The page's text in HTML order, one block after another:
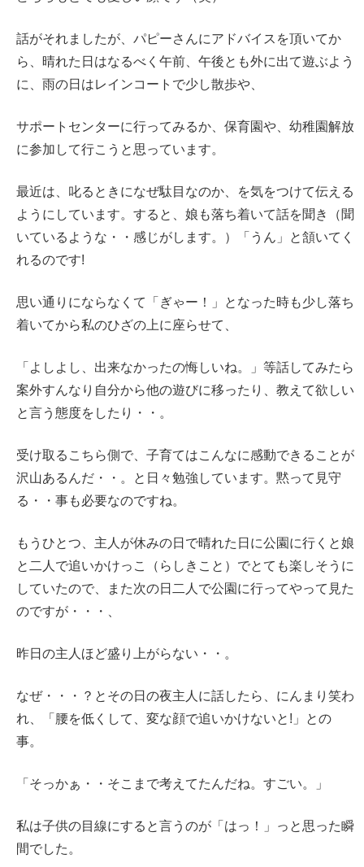
話がそれましたが、パピーさんにアドバイスを頂いてか
ら、晴れた日はなるべく午前、午後とも外に出て遊ぶよう
に、雨の日はレインコートで少し散歩や、
サポートセンターに行ってみるか、保育園や、幼稚園解放
に参加して行こうと思っています。
最近は、叱るときになぜ駄目なのか、を気をつけて伝える
ようにしています。すると、娘も落ち着いて話を聞き（聞
いているような・・感じがします。）「うん」と頷いてく
れるのです!
思い通りにならなくて「ぎゃー！」となった時も少し落ち
着いてから私のひざの上に座らせて、
「よしよし、出来なかったの悔しいね。」等話してみたら
案外すんなり自分から他の遊びに移ったり、教えて欲しい
と言う態度をしたり・・。
受け取るこちら側で、子育てはこんなに感動できることが
沢山あるんだ・・。と日々勉強しています。黙って見守
る・・事も必要なのですね。
もうひとつ、主人が休みの日で晴れた日に公園に行くと娘
と二人で追いかけっこ（らしきこと）でとても楽しそうに
していたので、また次の日二人で公園に行ってやって見た
のですが・・・、
昨日の主人ほど盛り上がらない・・。
なぜ・・・？とその日の夜主人に話したら、にんまり笑わ
れ、「腰を低くして、変な顔で追いかけないと!」との
事。
「そっかぁ・・そこまで考えてたんだね。すごい。」
私は子供の目線にすると言うのが「はっ！」っと思った瞬
間でした。